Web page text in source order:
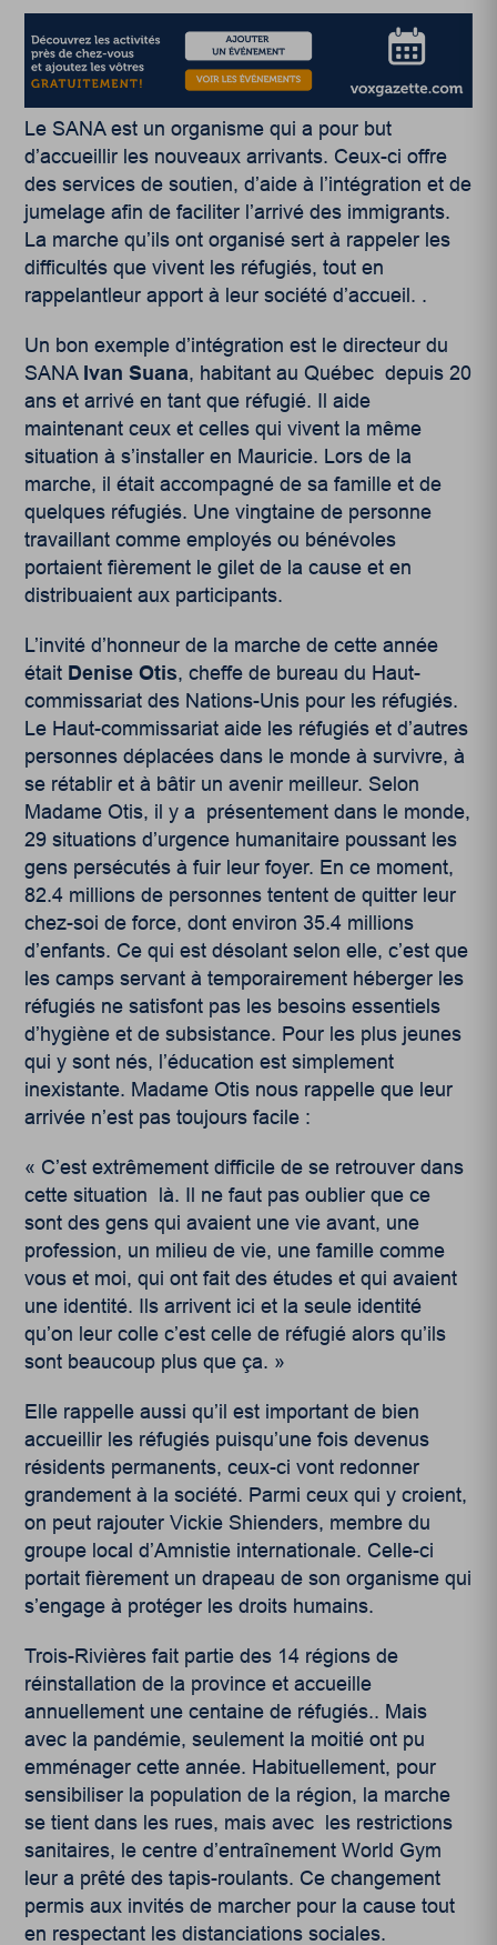
Le SANA est un organisme qui a pour but
d’accueillir les nouveaux arrivants. Ceux-ci offre
des services de soutien, d’aide à l’intégration et de
jumelage afin de faciliter l’arrivé des immigrants.
La marche qu’ils ont organisé sert à rappeler les
difficultés que vivent les réfugiés, tout en
rappelantleur apport à leur société d’accueil. .
Un bon exemple d’intégration est le directeur du
SANA Ivan Suana, habitant au Québec depuis 20
ans et arrivé en tant que réfugié. Il aide
maintenant ceux et celles qui vivent la même
situation à s’installer en Mauricie. Lors de la
marche, il était accompagné de sa famille et de
quelques réfugiés. Une vingtaine de personne
travaillant comme employés ou bénévoles
portaient fièrement le gilet de la cause et en
distribuaient aux participants.
L’invité d’honneur de la marche de cette année
était Denise Otis, cheffe de bureau du Haut-
commissariat des Nations-Unis pour les réfugiés.
Le Haut-commissariat aide les réfugiés et d’autres
personnes déplacées dans le monde à survivre, à
se rétablir et à bâtir un avenir meilleur. Selon
Madame Otis, il y a présentement dans le monde,
29 situations d’urgence humanitaire poussant les
gens persécutés à fuir leur foyer. En ce moment,
82.4 millions de personnes tentent de quitter leur
chez-soi de force, dont environ 35.4 millions
d’enfants. Ce qui est désolant selon elle, c’est que
les camps servant à temporairement héberger les
réfugiés ne satisfont pas les besoins essentiels
d’hygiène et de subsistance. Pour les plus jeunes
qui y sont nés, l’éducation est simplement
inexistante. Madame Otis nous rappelle que leur
arrivée n’est pas toujours facile :
« C’est extrêmement difficile de se retrouver dans
cette situation là. Il ne faut pas oublier que ce
sont des gens qui avaient une vie avant, une
profession, un milieu de vie, une famille comme
vous et moi, qui ont fait des études et qui avaient
une identité. Ils arrivent ici et la seule identité
qu’on leur colle c’est celle de réfugié alors qu’ils
sont beaucoup plus que ça. »
Elle rappelle aussi qu’il est important de bien
accueillir les réfugiés puisqu’une fois devenus
résidents permanents, ceux-ci vont redonner
grandement à la société. Parmi ceux qui y croient,
on peut rajouter Vickie Shienders, membre du
groupe local d’Amnistie internationale. Celle-ci
portait fièrement un drapeau de son organisme qui
s’engage à protéger les droits humains.
Trois-Rivières fait partie des 14 régions de
réinstallation de la province et accueille
annuellement une centaine de réfugiés.. Mais
avec la pandémie, seulement la moitié ont pu
emménager cette année. Habituellement, pour
sensibiliser la population de la région, la marche
se tient dans les rues, mais avec les restrictions
sanitaires, le centre d’entraînement World Gym
leur a prêté des tapis-roulants. Ce changement
permis aux invités de marcher pour la cause tout
en respectant les distanciations sociales.